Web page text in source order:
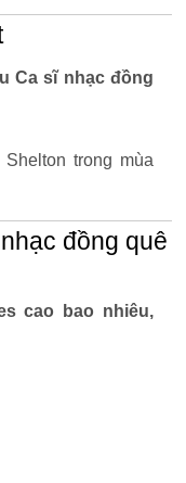
Ca sĩ nhạc đồng
trong mùa
đồng quê
cao bao nhiêu,